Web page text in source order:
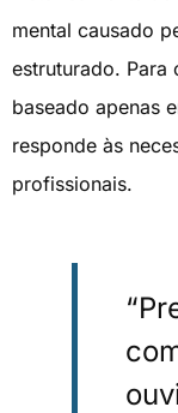
mental causado
estruturado. Para
baseado apenas
responde às
profissionais.